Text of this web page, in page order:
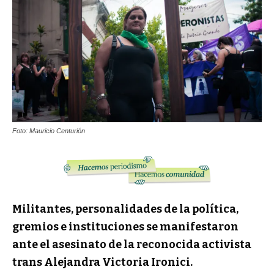
Foto: Mauricio Centurión
Militantes, personalidades de la política,
gremios e instituciones se manifestaron
ante el asesinato de la reconocida activista
trans Alejandra Victoria Ironici.